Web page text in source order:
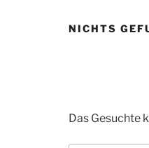
NICHTS
Das Gesuchte